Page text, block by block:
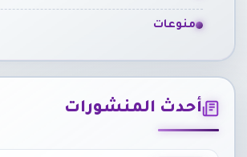
منوعات
أحدث المنشورات